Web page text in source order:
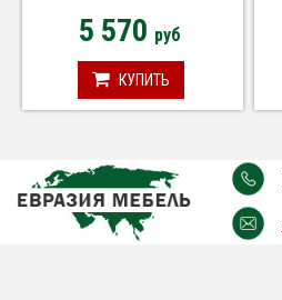
5 570 руб
КУПИТЬ